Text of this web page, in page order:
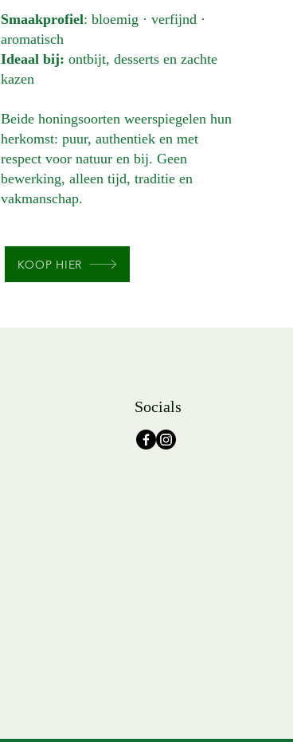
Smaakprofiel: bloemig · verfijnd ·
aromatisch
Ideaal bij: ontbijt, desserts en zachte
kazen
Beide honingsoorten weerspiegelen hun
herkomst: puur, authentiek en met
respect voor natuur en bij. Geen
bewerking, alleen tijd, traditie en
vakmanschap.
KOOP HIER
Socials